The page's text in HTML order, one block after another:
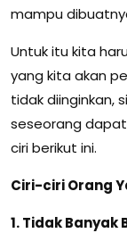
mampu
Untuk itu kita
yang kita akan
tidak diinginkan,
seseorang
ciri berikut ini.
Ciri-ciri Orang
1. Tidak Banyak